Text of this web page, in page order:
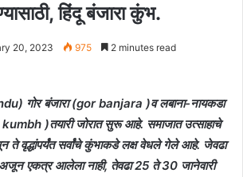
हिंदू बंजारा कुंभ.
20, 2023 975 2 minutes read
गोर बंजारा (gor banjara )व लबाना-नायकडा
kumbh )तयारी जोरात सुरू आहे. समाजात उत्साहाचे
ते वृद्धांपर्यंत सर्वांचे कुंभाकडे लक्ष वेधले गेले आहे. जेवढा
अजून एकत्र आलेला नाही, तेवढा 25 ते 30 जानेवारी